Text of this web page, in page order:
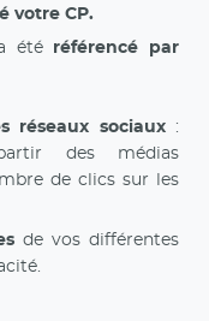
votre CP.
été référencé par
réseaux sociaux:
des médias
de clics sur les
de vos différentes